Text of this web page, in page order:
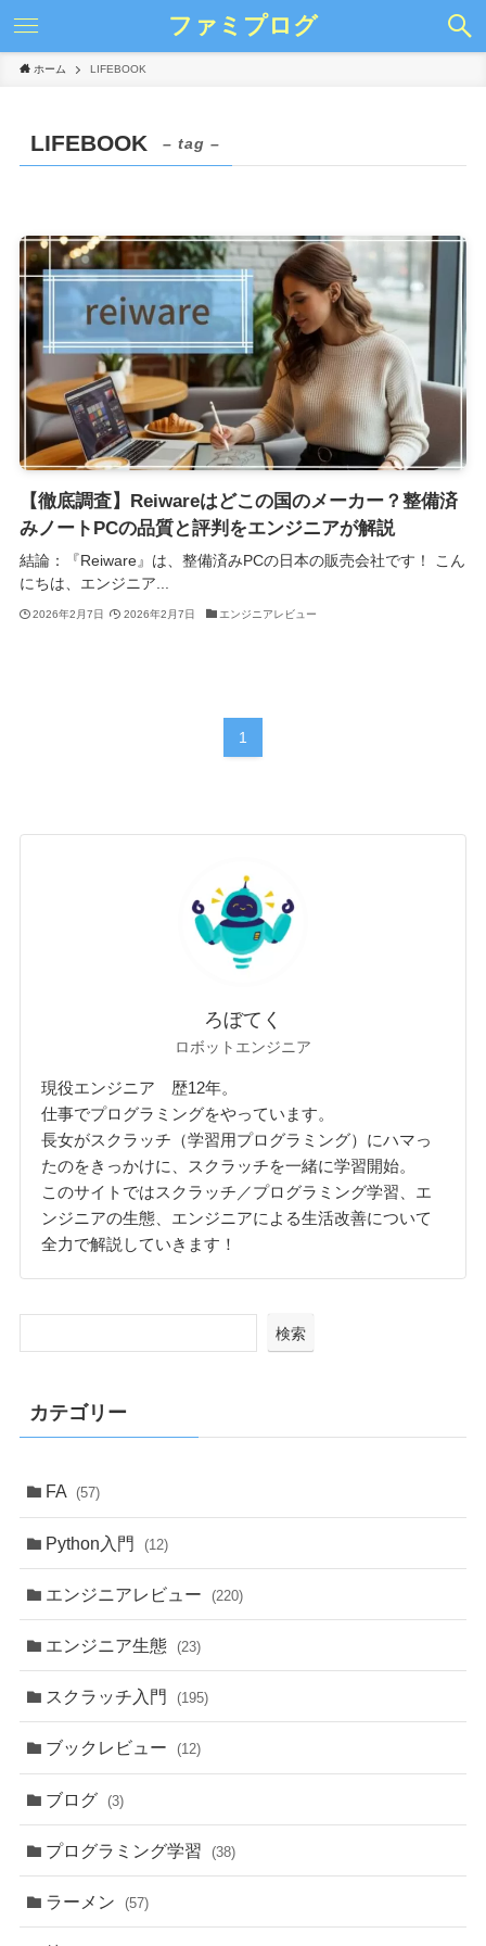
ファミプログ
ホーム LIFEBOOK
LIFEBOOK – tag –
【徹底調査】Reiwareはどこの国のメーカー？整備済
みノートPCの品質と評判をエンジニアが解説
結論：『Reiware』は、整備済みPCの日本の販売会社です！ こん
にちは、エンジニア...
2026年2月7日 2026年2月7日 エンジニアレビュー
1
ろぼてく
ロボットエンジニア
現役エンジニア 歴12年。
仕事でプログラミングをやっています。
長女がスクラッチ（学習用プログラミング）にハマっ
たのをきっかけに、スクラッチを一緒に学習開始。
このサイトではスクラッチ／プログラミング学習、エ
ンジニアの生態、エンジニアによる生活改善について
全力で解説していきます！
検索
カテゴリー
FA (57)
Python入門 (12)
エンジニアレビュー (220)
エンジニア生態 (23)
スクラッチ入門 (195)
ブックレビュー (12)
ブログ (3)
プログラミング学習 (38)
ラーメン (57)